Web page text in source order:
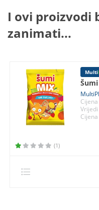
I ovi proizvodi
zanimati...
Multi
(1)